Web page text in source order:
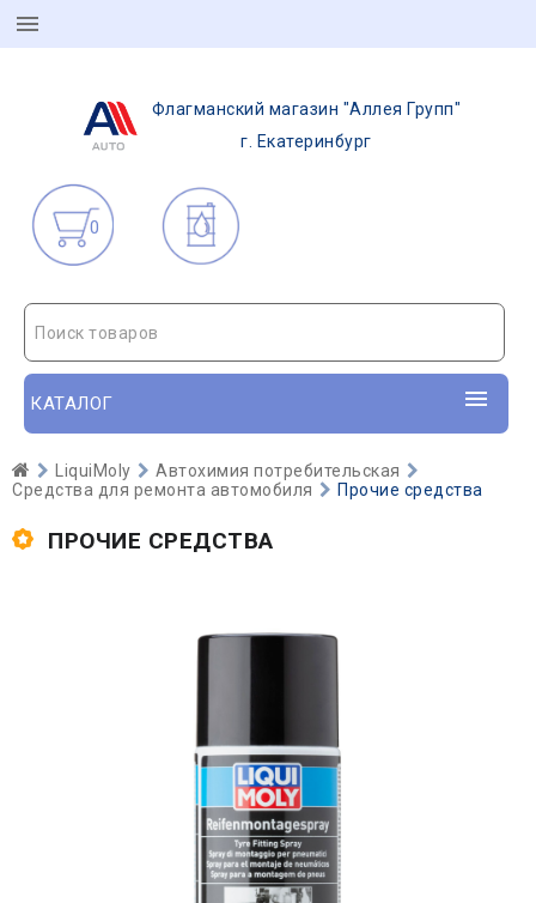
Флагманский магазин "Аллея Групп"
г. Екатеринбург
0
Поиск товаров
КАТАЛОГ
LiquiMoly
Автохимия потребительская
Средства для ремонта автомобиля
Прочие средства
ПРОЧИЕ СРЕДСТВА